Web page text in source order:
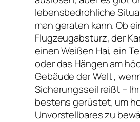
lebensbedrohliche
man geraten kann. Ob
Flugzeugabsturz, der
einen Weißen Hai, ein
oder das Hängen am
Gebäude der Welt ,
Sicherungsseil reißt –
bestens gerüstet, um
Unvorstellbares zu